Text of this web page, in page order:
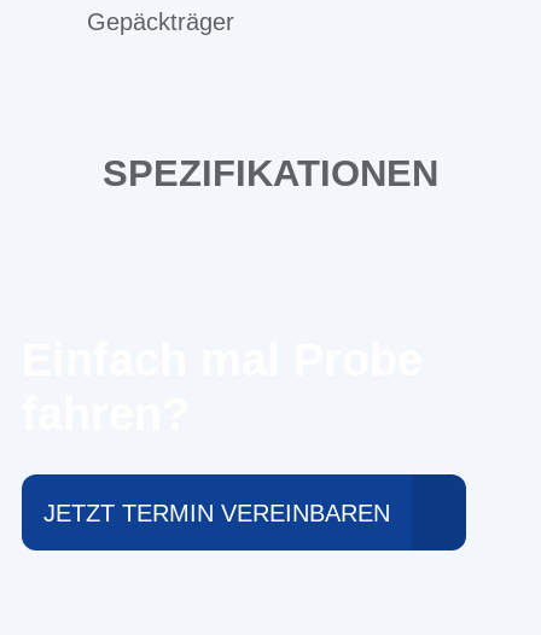
Gepäckträger
SPEZIFIKATIONEN
JETZT TERMIN VEREINBAREN